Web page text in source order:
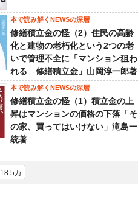
本で読み解くNEWSの深層
修繕積立金の怪（2）住民の高齢
化と建物の老朽化という2つの老
いで管理不全に「マンション狙わ
れる 修繕積立金」山岡淳一郎著
本で読み解くNEWSの深層
修繕積立金の怪（1）積立金の上
昇はマンションの価格の下落「そ
の家、買ってはいけない」滝島一
統著
18.5万